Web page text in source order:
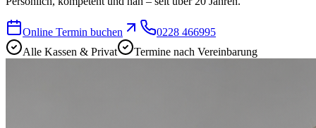
Online Termin buchen
0228 466995
Alle Kassen & Privat
Termine nach Vereinbarung